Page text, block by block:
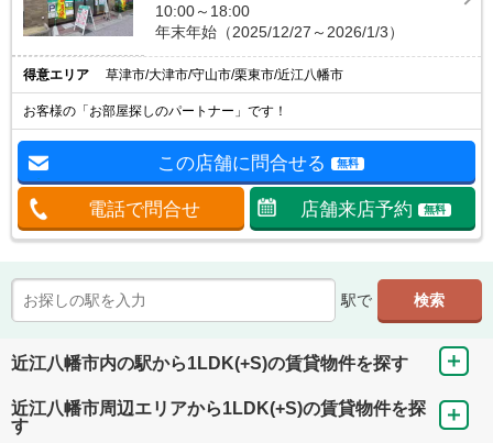
10:00～18:00
年末年始（2025/12/27～2026/1/3）
得意エリア 草津市/大津市/守山市/栗東市/近江八幡市
お客様の「お部屋探しのパートナー」です！
この店舗に問合せる 無料
電話で問合せ 店舗来店予約 無料
駅で
近江八幡市内の駅から1LDK(+S)の賃貸物件を探す
近江八幡市周辺エリアから1LDK(+S)の賃貸物件を探
す